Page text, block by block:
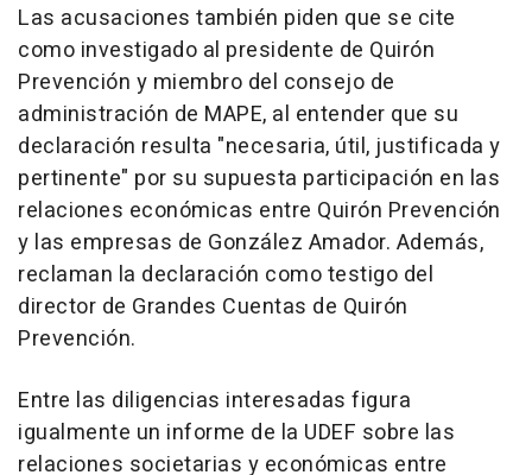
Las acusaciones también piden que se cite
como investigado al presidente de Quirón
Prevención y miembro del consejo de
administración de MAPE, al entender que su
declaración resulta "necesaria, útil, justificada y
pertinente" por su supuesta participación en las
relaciones económicas entre Quirón Prevención
y las empresas de González Amador. Además,
reclaman la declaración como testigo del
director de Grandes Cuentas de Quirón
Prevención.
Entre las diligencias interesadas figura
igualmente un informe de la UDEF sobre las
relaciones societarias y económicas entre